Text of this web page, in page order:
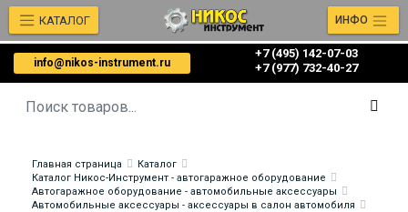
info@nikos-instrument.ru
+7 (495) 142-07-03
‎‎+7 (977) 732-40-27
КАТАЛОГ ИНФО
Главная страница
Каталог
Каталог Никос-Инструмент - автогаражное оборудование
Автогаражное оборудование - автомобильные аксессуары
Автомобильные аксессуары - аксессуары в салон автомобиля